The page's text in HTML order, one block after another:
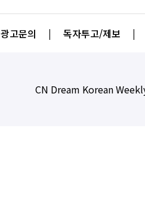
광고문의 | 독자투고/제보 |
CN Dream Korean